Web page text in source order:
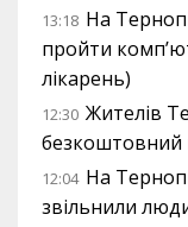
13:18 На
пройти
лікарень)
12:30 Жителів
безкоштовний
12:04 На
звільнили